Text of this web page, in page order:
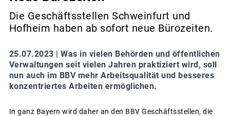
Die Geschäftsstellen Schweinfurt und
Hofheim haben ab sofort neue Bürozeiten.
25.07.2023 | Was in vielen Behörden und öffentlichen
Verwaltungen seit vielen Jahren praktiziert wird, soll
nun auch im BBV mehr Arbeitsqualität und besseres
konzentriertes Arbeiten ermöglichen.
In ganz Bayern wird daher an den BBV Geschäftsstellen, die